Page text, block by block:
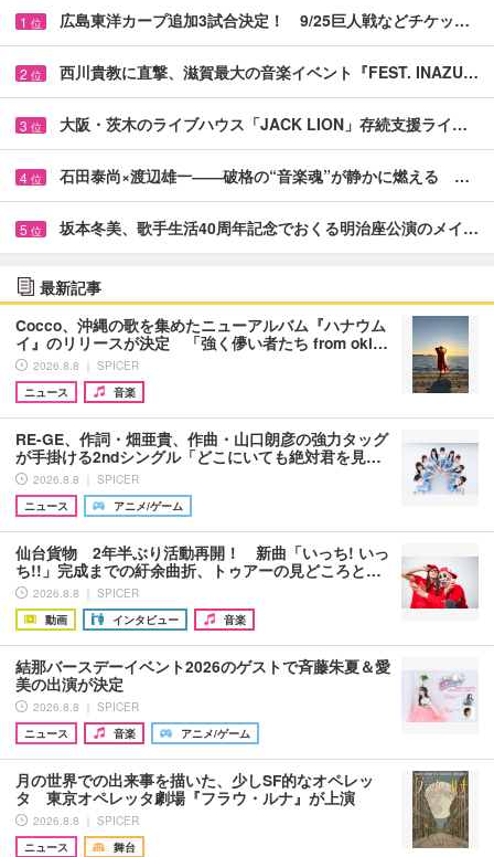
1 位 広島東洋カープ追加3試合決定！ 9/25巨人戦などチケッ…
2 位 西川貴教に直撃、滋賀最大の音楽イベント『FEST. INAZU…
3 位 大阪・茨木のライブハウス「JACK LION」存続支援ライ…
4 位 石田泰尚×渡辺雄一――破格の“音楽魂”が静かに燃える …
5 位 坂本冬美、歌手生活40周年記念でおくる明治座公演のメイ…
最新記事
Cocco、沖縄の歌を集めたニューアルバム『ハナウム
イ』のリリースが決定 「強く儚い者たち from oki…
2026.8.8 ｜ SPICER
ニュース
音楽
RE-GE、作詞・畑亜貴、作曲・山口朗彦の強力タッグ
が手掛ける2ndシングル「どこにいても絶対君を見…
2026.8.8 ｜ SPICER
ニュース
アニメ/ゲーム
仙台貨物 2年半ぶり活動再開！ 新曲「いっち! いっ
ち!!」完成までの紆余曲折、トゥアーの見どころと…
2026.8.8 ｜ SPICER
動画
インタビュー 音楽
結那バースデーイベント2026のゲストで斉藤朱夏＆愛
美の出演が決定
2026.8.8 ｜ SPICER
ニュース
音楽 アニメ/ゲーム
月の世界での出来事を描いた、少しSF的なオペレッ
タ 東京オペレッタ劇場『フラウ・ルナ』が上演
2026.8.8 ｜ SPICER
ニュース
舞台